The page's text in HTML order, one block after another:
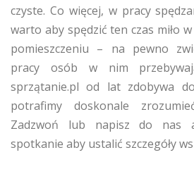
czyste. Co więcej, w pracy
warto aby spędzić ten czas miło
pomieszczeniu – na pewno
pracy osób w nim
sprzątanie.pl od lat zdobywa
potrafimy doskonale
Zadzwoń lub napisz do nas
spotkanie aby ustalić szczegóły